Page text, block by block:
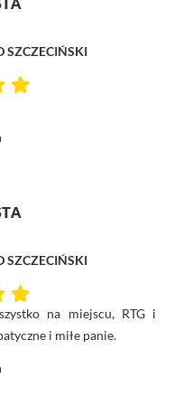
SZCZECIŃSKI
SZCZECIŃSKI
na miejscu, RTG i
i miłe panie.